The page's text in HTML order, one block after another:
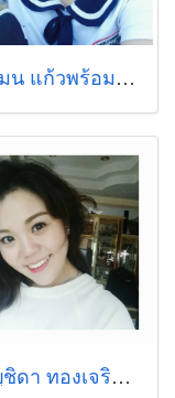
ภัทรมน แก้วพร้อมฤกษ์
ชนัญชิดา ทองเจริญ พี่เอ๋ย